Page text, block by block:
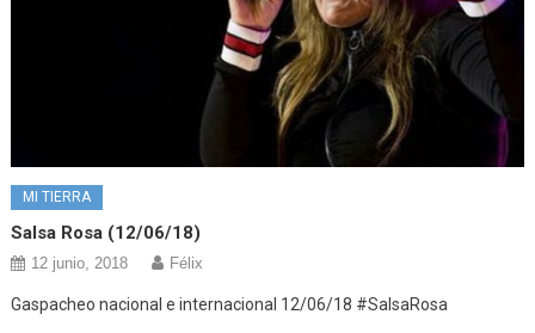
MI TIERRA
Salsa Rosa (12/06/18)
12 junio, 2018 Félix
Gaspacheo nacional e internacional 12/06/18 #SalsaRosa